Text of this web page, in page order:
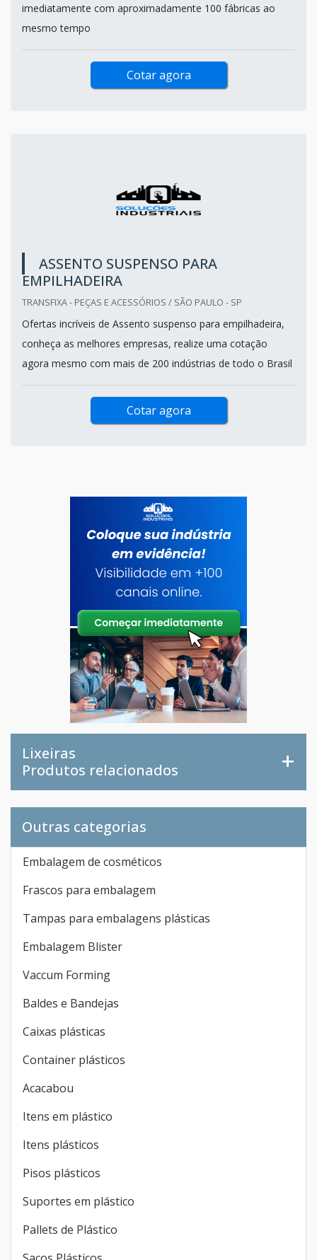
imediatamente com aproximadamente 100 fábricas ao
mesmo tempo
Cotar agora
ASSENTO SUSPENSO PARA
EMPILHADEIRA
TRANSFIXA - PEÇAS E ACESSÓRIOS / SÃO PAULO - SP
Ofertas incríveis de Assento suspenso para empilhadeira,
conheça as melhores empresas, realize uma cotação
agora mesmo com mais de 200 indústrias de todo o Brasil
Cotar agora
Lixeiras
Produtos relacionados
Outras categorias
Embalagem de cosméticos
Frascos para embalagem
Tampas para embalagens plásticas
Embalagem Blister
Vaccum Forming
Baldes e Bandejas
Caixas plásticas
Container plásticos
Acacabou
Itens em plástico
Itens plásticos
Pisos plásticos
Suportes em plástico
Pallets de Plástico